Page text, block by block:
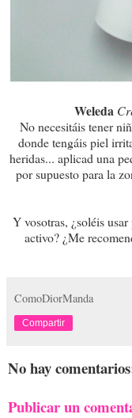
Weleda
No necesitáis tener
donde tengáis piel
heridas... aplicad una
por supuesto para la
Y vosotras, ¿soléis
activo? ¿Me
ComoDiorManda
Compartir
No hay
Publicar un